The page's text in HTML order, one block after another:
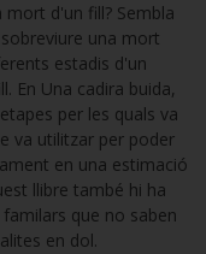
d'un fill? Sembla
una mort
estadis d'un
En Una cadira buida,
per les quals va
va utilitzar per poder
en una estimació
llibre també hi ha
que no saben
en dol.